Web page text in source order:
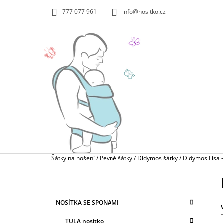
777 077 961 info@nositko.cz
Domů
Šátky na nošení/ Pevné šátky/ Didymos šátky/ Didymos Lisa
kategorie
KNOSÍTKA SE SPONAMI
TULA nosítko
149 Kč